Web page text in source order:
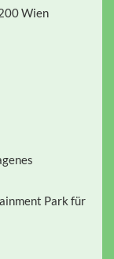
Wien
Park für